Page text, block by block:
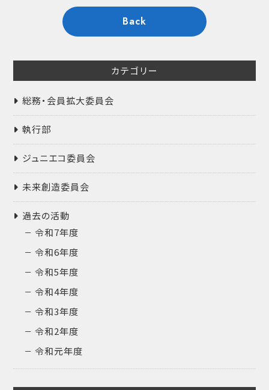
Back
カテゴリー
総務・会員拡大委員会
執行部
ジュニエコ委員会
未来創造委員会
過去の活動
令和7年度
令和6年度
令和5年度
令和4年度
令和3年度
令和2年度
令和元年度